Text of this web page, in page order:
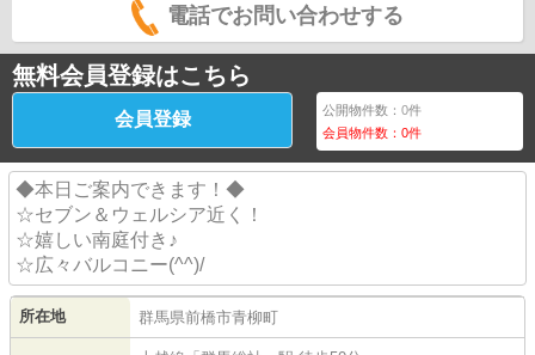
電話でお問い合わせする
無料会員登録はこちら
会員登録 公開物件数：0件
会員物件数：0件
◆本日ご案内できます！◆
☆セブン＆ウェルシア近く！
☆嬉しい南庭付き♪
☆広々バルコニー(^^)/
所在地 群馬県前橋市青柳町